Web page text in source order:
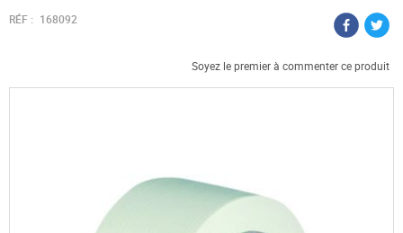
RÉF : 168092
Soyez le premier à commenter ce produit
Passer